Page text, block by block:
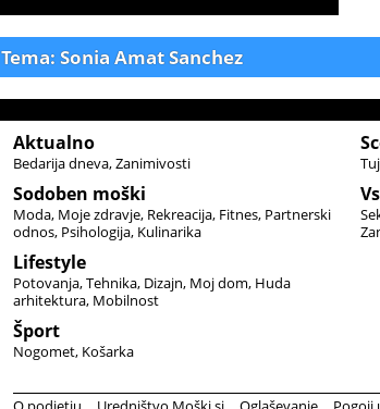
Tema: Sonia Amat Sanchez
Aktualno
Bedarija dneva Zanimivosti
Sodoben moški
Moda Moje zdravje Rekreacija Fitnes Partnerski
odnos Psihologija Kulinarika
Lifestyle
Potovanja Tehnika Dizajn Moj dom Huda
arhitektura Mobilnost
Šport
Nogomet Košarka